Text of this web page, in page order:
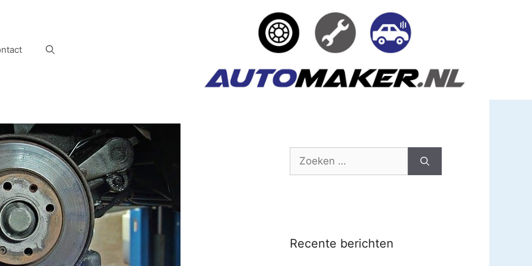
Zoek
Recente berichten